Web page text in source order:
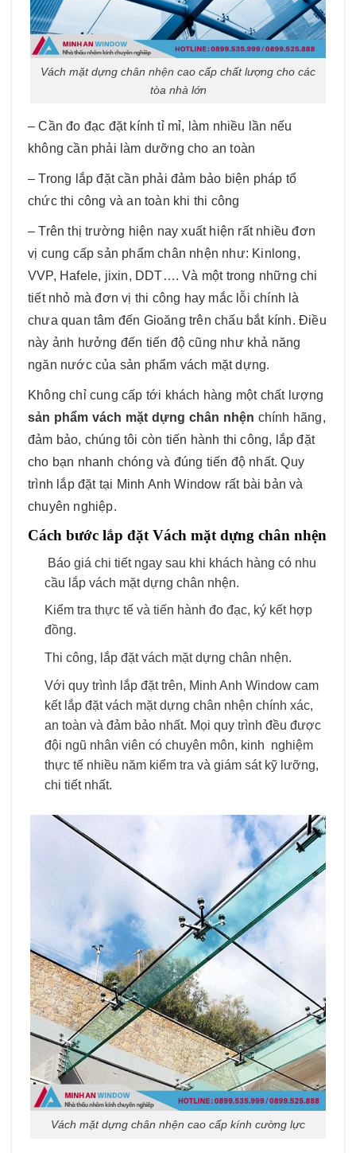
Vách mặt dựng chân nhện cao cấp chất lượng cho các
tòa nhà lớn
– Cần đo đạc đặt kính tỉ mỉ, làm nhiều lần nếu
không cần phải làm dưỡng cho an toàn
– Trong lắp đặt cần phải đảm bảo biện pháp tổ
chức thi công và an toàn khi thi công
– Trên thị trường hiện nay xuất hiện rất nhiều đơn
vị cung cấp sản phẩm chân nhện như: Kinlong,
VVP, Hafele, jixin, DDT…. Và một trong những chi
tiết nhỏ mà đơn vị thi công hay mắc lỗi chính là
chưa quan tâm đến Gioăng trên chấu bắt kính. Điều
này ảnh hưởng đến tiến độ cũng như khả năng
ngăn nước của sản phẩm vách mặt dựng.
Không chỉ cung cấp tới khách hàng một chất lượng
sản phẩm vách mặt dựng chân nhện chính hãng,
đảm bảo, chúng tôi còn tiến hành thi công, lắp đặt
cho bạn nhanh chóng và đúng tiến độ nhất. Quy
trình lắp đặt tại Minh Anh Window rất bài bản và
chuyên nghiệp.
Cách bước lắp đặt Vách mặt dựng chân nhện
Báo giá chi tiết ngay sau khi khách hàng có nhu
cầu lắp vách mặt dựng chân nhện.
Kiểm tra thực tế và tiến hành đo đạc, ký kết hợp
đồng.
Thi công, lắp đặt vách mặt dựng chân nhện.
Với quy trình lắp đặt trên, Minh Anh Window cam
kết lắp đặt vách mặt dựng chân nhện chính xác,
an toàn và đảm bảo nhất. Mọi quy trình đều được
đội ngũ nhân viên có chuyên môn, kinh nghiệm
thực tế nhiều năm kiểm tra và giám sát kỹ lưỡng,
chi tiết nhất.
Vách mặt dựng chân nhện cao cấp kính cường lực